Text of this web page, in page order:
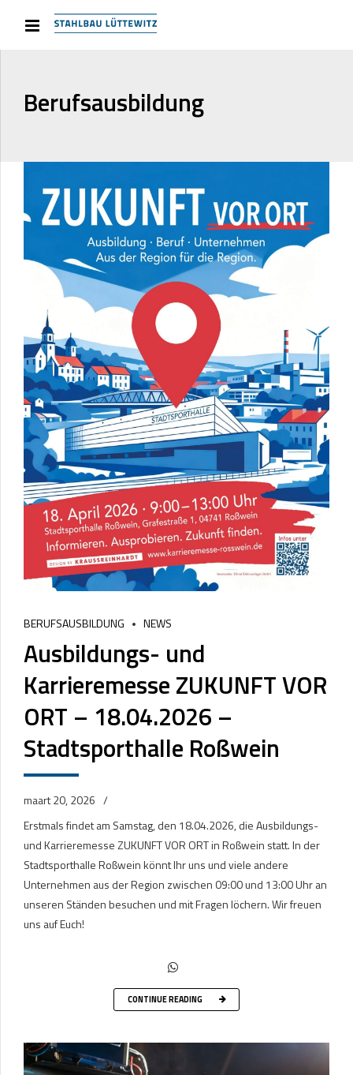
Berufsausbildung
BERUFSAUSBILDUNG NEWS
Ausbildungs- und
Karrieremesse ZUKUNFT VOR
ORT – 18.04.2026 –
Stadtsporthalle Roßwein
maart 20, 2026
Erstmals findet am Samstag, den 18.04.2026, die Ausbildungs-
und Karrieremesse ZUKUNFT VOR ORT in Roßwein statt. In der
Stadtsporthalle Roßwein könnt Ihr uns und viele andere
Unternehmen aus der Region zwischen 09:00 und 13:00 Uhr an
unseren Ständen besuchen und mit Fragen löchern. Wir freuen
uns auf Euch!
CONTINUE READING